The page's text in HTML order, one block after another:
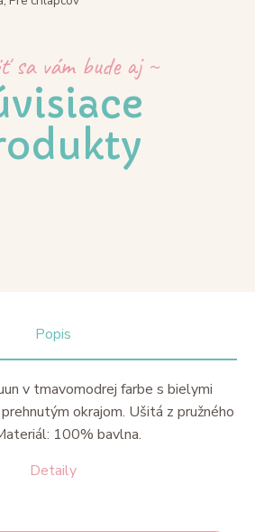
sa vám bude aj ~
Popis
Detaily
v tmavomodrej farbe s bielymi
okrajom. Ušitá z pružného
100% bavlna.